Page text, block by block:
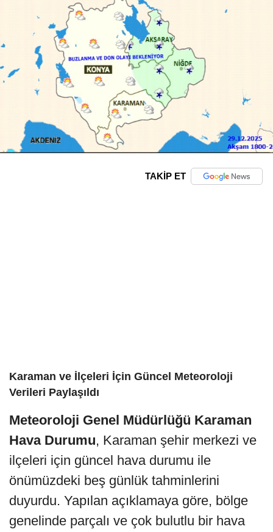
TAKİP ET
Karaman ve İlçeleri İçin Güncel Meteoroloji
Verileri Paylaşıldı
Meteoroloji Genel Müdürlüğü Karaman
Hava Durumu, Karaman şehir merkezi ve
ilçeleri için güncel hava durumu ile
önümüzdeki beş günlük tahminlerini
duyurdu. Yapılan açıklamaya göre, bölge
genelinde parçalı ve çok bulutlu bir hava